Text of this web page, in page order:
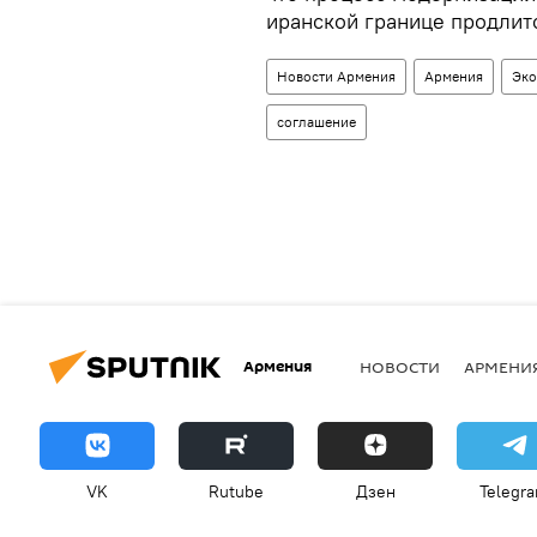
иранской границе
Новости Армения Армения
соглашение
Армения НОВОСТИ
VK Rutube Дзен